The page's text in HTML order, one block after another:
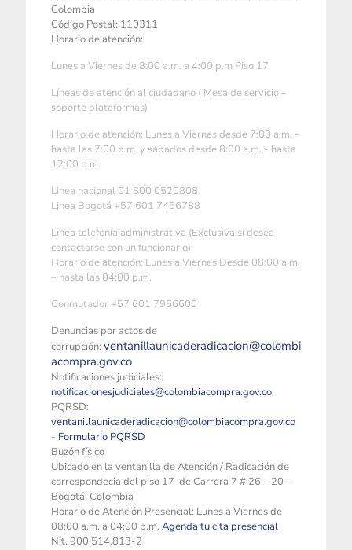
Colombia
Código Postal: 110311
Horario de atención:
Lunes a Viernes de 8:00 a.m. a 4:00 p.m Piso 17
Líneas de atención al ciudadano ( Mesa de servicio -
soporte plataformas)
Horario de atención: Lunes a Viernes desde 7:00 a.m. –
hasta las 7:00 p.m. y sábados desde 8:00 a.m. - hasta
12:00 p.m.
Linea nacional 01 800 0520808
Linea Bogotá +57 601 7456788
Linea telefonía administrativa (Exclusiva si desea
contactarse con un funcionario)
Horario de atención: Lunes a Viernes Desde 08:00 a.m.
– hasta las 04:00 p.m.
Conmutador +57 601 7956600
Denuncias por actos de
corrupción: ventanillaunicaderadicacion@colombi
acompra.gov.co
Notificaciones judiciales:
notificacionesjudiciales@colombiacompra.gov.co
PQRSD:
ventanillaunicaderadicacion@colombiacompra.gov.co
- Formulario PQRSD
Buzón físico
Ubicado en la ventanilla de Atención / Radicación de
correspondecia del piso 17 de Carrera 7 # 26 – 20 -
Bogotá, Colombia
Horario de Atención Presencial: Lunes a Viernes de
08:00 a.m. a 04:00 p.m. Agenda tu cita presencial
Nit. 900.514.813-2